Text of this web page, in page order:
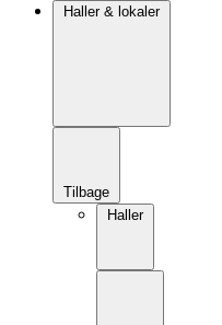
Haller & lokaler
Tilbage
Haller